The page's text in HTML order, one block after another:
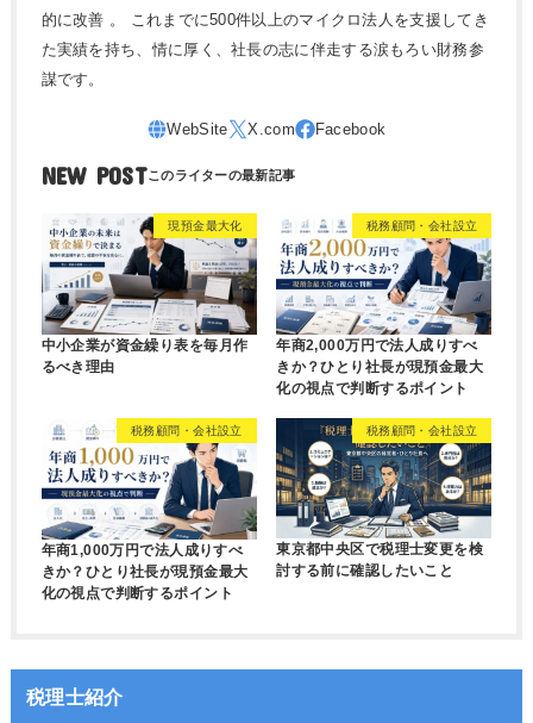
的に改善 。 これまでに500件以上のマイクロ法人を支援してき
た実績を持ち、情に厚く、社長の志に伴走する涙もろい財務参
謀です。
NEW POST
現預金最大化
中小企業が資金繰り表を毎月作
るべき理由
税務顧問・会社設立
年商2,000万円で法人成りすべ
きか？ひとり社長が現預金最大
化の視点で判断するポイント
税務顧問・会社設立
年商1,000万円で法人成りすべ
きか？ひとり社長が現預金最大
化の視点で判断するポイント
税務顧問・会社設立
東京都中央区で税理士変更を検
討する前に確認したいこと
税理士紹介